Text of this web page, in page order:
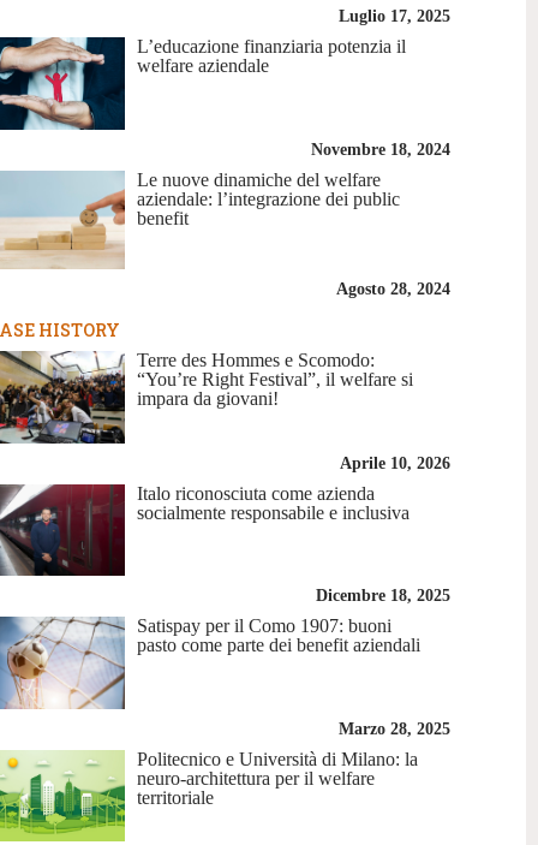
Luglio 17, 2025
L’educazione finanziaria potenzia il
welfare aziendale
Novembre 18, 2024
Le nuove dinamiche del welfare
aziendale: l’integrazione dei public
benefit
Agosto 28, 2024
HISTORY
Terre des Hommes e Scomodo:
“You’re Right Festival”, il welfare si
impara da giovani!
Aprile 10, 2026
Italo riconosciuta come azienda
socialmente responsabile e inclusiva
Dicembre 18, 2025
Satispay per il Como 1907: buoni
pasto come parte dei benefit aziendali
Marzo 28, 2025
Politecnico e Università di Milano: la
neuro-architettura per il welfare
territoriale